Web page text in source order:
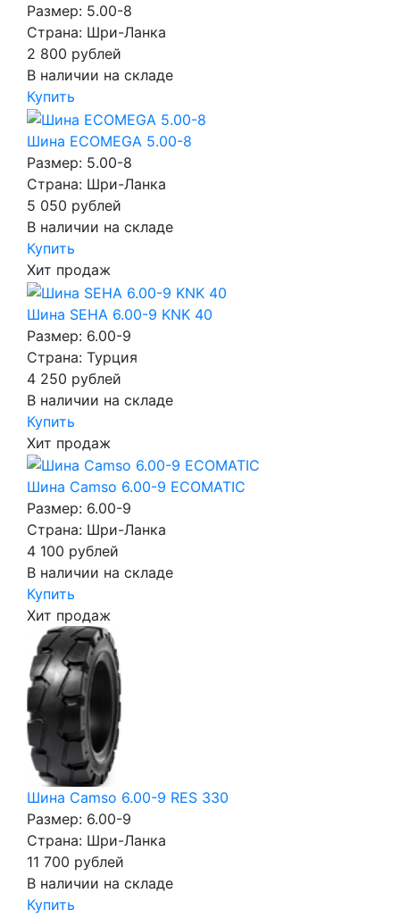
Размер: 5.00-8
Страна: Шри-Ланка
2 800 рублей
В наличии на складе
Купить
Шина ECOMEGA 5.00-8
Размер: 5.00-8
Страна: Шри-Ланка
5 050 рублей
В наличии на складе
Купить
Хит продаж
Шина SEHA 6.00-9 KNK 40
Размер: 6.00-9
Страна: Турция
4 250 рублей
В наличии на складе
Купить
Хит продаж
Шина Camso 6.00-9 ECOMATIC
Размер: 6.00-9
Страна: Шри-Ланка
4 100 рублей
В наличии на складе
Купить
Хит продаж
Шина Camso 6.00-9 RES 330
Размер: 6.00-9
Страна: Шри-Ланка
11 700 рублей
В наличии на складе
Купить